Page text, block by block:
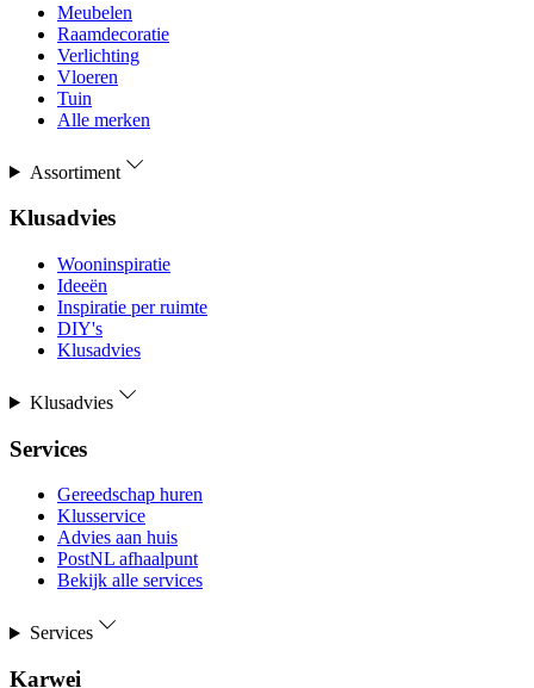
Meubelen
Raamdecoratie
Verlichting
Vloeren
Tuin
Alle merken
Assortiment
Klusadvies
Wooninspiratie
Ideeën
Inspiratie per ruimte
DIY's
Klusadvies
Klusadvies
Services
Gereedschap huren
Klusservice
Advies aan huis
PostNL afhaalpunt
Bekijk alle services
Services
Karwei